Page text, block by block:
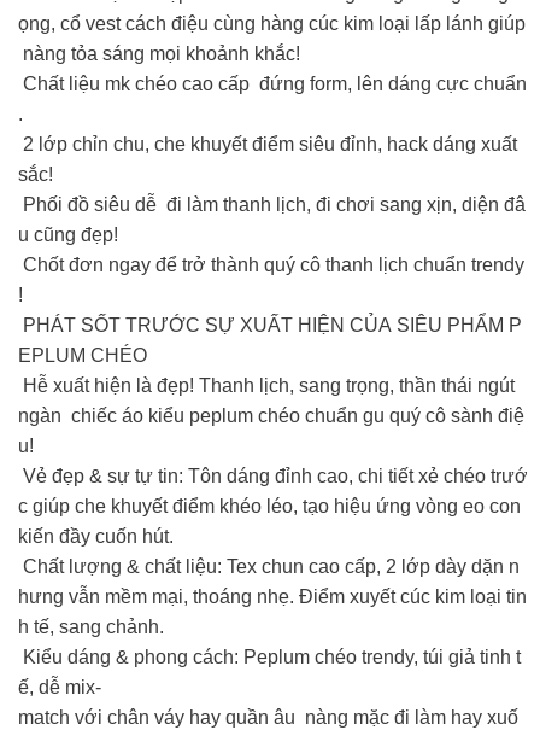
ọng, cổ vest cách điệu cùng hàng cúc kim loại lấp lánh giúp
nàng tỏa sáng mọi khoảnh khắc!
Chất liệu mk chéo cao cấp đứng form, lên dáng cực chuẩn
.
2 lớp chỉn chu, che khuyết điểm siêu đỉnh, hack dáng xuất
sắc!
Phối đồ siêu dễ đi làm thanh lịch, đi chơi sang xịn, diện đâ
u cũng đẹp!
Chốt đơn ngay để trở thành quý cô thanh lịch chuẩn trendy
!
PHÁT SỐT TRƯỚC SỰ XUẤT HIỆN CỦA SIÊU PHẨM P
EPLUM CHÉO
Hễ xuất hiện là đẹp! Thanh lịch, sang trọng, thần thái ngút
ngàn chiếc áo kiểu peplum chéo chuẩn gu quý cô sành điệ
u!
Vẻ đẹp & sự tự tin: Tôn dáng đỉnh cao, chi tiết xẻ chéo trướ
c giúp che khuyết điểm khéo léo, tạo hiệu ứng vòng eo con
kiến đầy cuốn hút.
Chất lượng & chất liệu: Tex chun cao cấp, 2 lớp dày dặn n
hưng vẫn mềm mại, thoáng nhẹ. Điểm xuyết cúc kim loại tin
h tế, sang chảnh.
Kiểu dáng & phong cách: Peplum chéo trendy, túi giả tinh t
ế, dễ mix-
match với chân váy hay quần âu nàng mặc đi làm hay xuố